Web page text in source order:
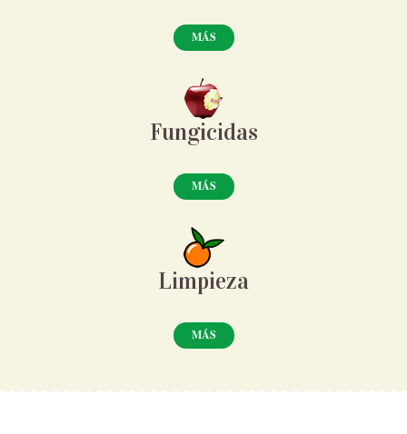
MÁS
Fungicidas
MÁS
Limpieza
MÁS